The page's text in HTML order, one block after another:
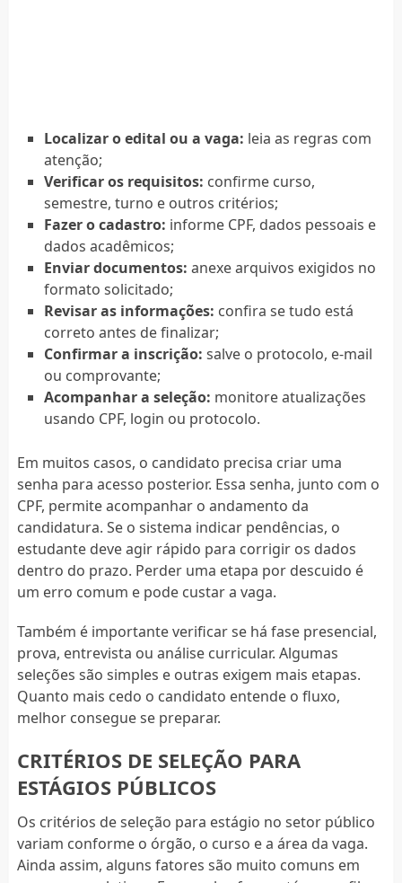
Localizar o edital ou a vaga: leia as regras com
atenção;
Verificar os requisitos: confirme curso,
semestre, turno e outros critérios;
Fazer o cadastro: informe CPF, dados pessoais e
dados acadêmicos;
Enviar documentos: anexe arquivos exigidos no
formato solicitado;
Revisar as informações: confira se tudo está
correto antes de finalizar;
Confirmar a inscrição: salve o protocolo, e-mail
ou comprovante;
Acompanhar a seleção: monitore atualizações
usando CPF, login ou protocolo.
Em muitos casos, o candidato precisa criar uma
senha para acesso posterior. Essa senha, junto com o
CPF, permite acompanhar o andamento da
candidatura. Se o sistema indicar pendências, o
estudante deve agir rápido para corrigir os dados
dentro do prazo. Perder uma etapa por descuido é
um erro comum e pode custar a vaga.
Também é importante verificar se há fase presencial,
prova, entrevista ou análise curricular. Algumas
seleções são simples e outras exigem mais etapas.
Quanto mais cedo o candidato entende o fluxo,
melhor consegue se preparar.
CRITÉRIOS DE SELEÇÃO PARA
ESTÁGIOS PÚBLICOS
Os critérios de seleção para estágio no setor público
variam conforme o órgão, o curso e a área da vaga.
Ainda assim, alguns fatores são muito comuns em